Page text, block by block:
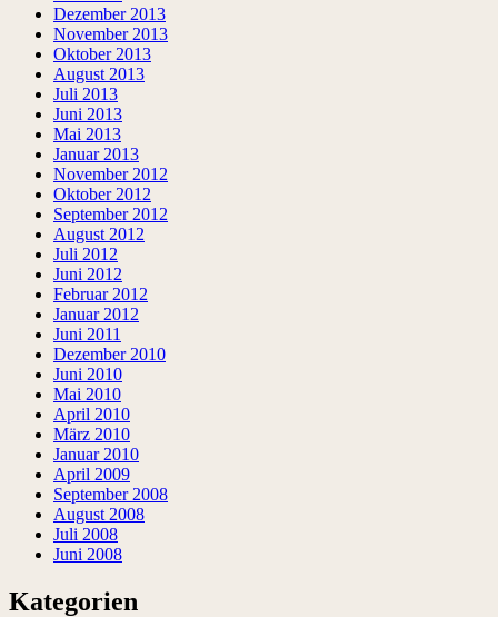
Dezember 2013
November 2013
Oktober 2013
August 2013
Juli 2013
Juni 2013
Mai 2013
Januar 2013
November 2012
Oktober 2012
September 2012
August 2012
Juli 2012
Juni 2012
Februar 2012
Januar 2012
Juni 2011
Dezember 2010
Juni 2010
Mai 2010
April 2010
März 2010
Januar 2010
April 2009
September 2008
August 2008
Juli 2008
Juni 2008
Kategorien